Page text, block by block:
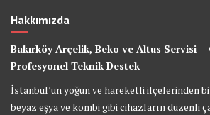
Hakkımızda
Bakırköy Arçelik, Beko ve Altus Servisi –
Profesyonel Teknik Destek
İstanbul’un yoğun ve hareketli ilçelerinden
beyaz eşya ve kombi gibi cihazların düzenli